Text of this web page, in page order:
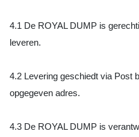
4.1 De ROYAL DUMP is
leveren.
4.2 Levering geschiedt via Post
opgegeven adres.
4.3 De ROYAL DUMP is